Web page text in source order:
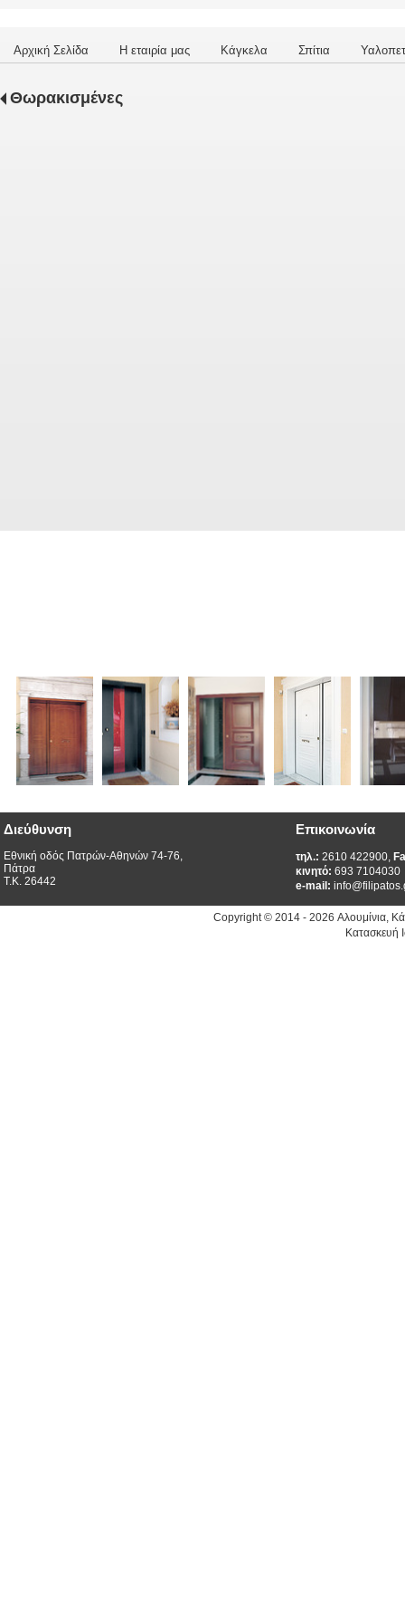
Αρχική Σελίδα Η εταιρία μας Κάγκελα Σπίτια
Θωρακισμένες
Διεύθυνση Επικοινωνία
Εθνική οδός Πατρών-Αθηνών 74-76,
Πάτρα
Τ.Κ. 26442
τηλ.: 2610 422900,
κινητό: 693 7104030
e-mail:
Copyright © 2014 - 2026 Αλουμίνια,
Κατασκευή